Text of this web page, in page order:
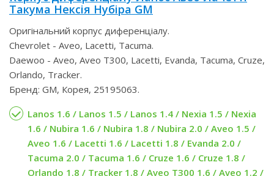
Такума Нексія Нубіра GM
Оригінальний корпус диференціалу.
Chevrolet - Aveo, Lacetti, Tacuma.
Daewoo - Aveo, Aveo T300, Lacetti, Evanda, Tacuma, Cruze,
Orlando, Tracker.
Бренд: GM, Корея, 25195063.
Lanos 1.6 / Lanos 1.5 / Lanos 1.4 / Nexia 1.5 / Nexia
1.6 / Nubira 1.6 / Nubira 1.8 / Nubira 2.0 / Aveo 1.5 /
Aveo 1.6 / Lacetti 1.6 / Lacetti 1.8 / Evanda 2.0 /
Tacuma 2.0 / Tacuma 1.6 / Cruze 1.6 / Cruze 1.8 /
Orlando 1.8 / Tracker 1.8 / Aveo T300 1.6 / Aveo 1.2 /